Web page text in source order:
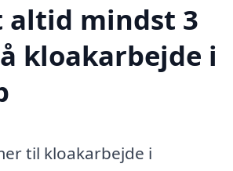
altid mindst 3
kloakarbejde i
til kloakarbejde i